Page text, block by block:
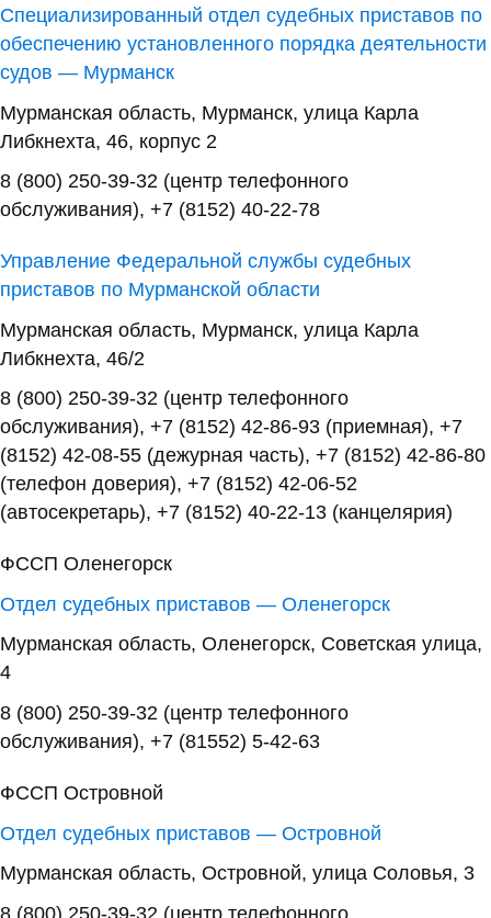
Специализированный отдел судебных приставов по
обеспечению установленного порядка деятельности
судов — Мурманск
Мурманская область, Мурманск, улица Карла
Либкнехта, 46, корпус 2
8 (800) 250-39-32 (центр телефонного
обслуживания), +7 (8152) 40-22-78
Управление Федеральной службы судебных
приставов по Мурманской области
Мурманская область, Мурманск, улица Карла
Либкнехта, 46/2
8 (800) 250-39-32 (центр телефонного
обслуживания), +7 (8152) 42-86-93 (приемная), +7
(8152) 42-08-55 (дежурная часть), +7 (8152) 42-86-80
(телефон доверия), +7 (8152) 42-06-52
(автосекретарь), +7 (8152) 40-22-13 (канцелярия)
ФССП Оленегорск
Отдел судебных приставов — Оленегорск
Мурманская область, Оленегорск, Советская улица,
4
8 (800) 250-39-32 (центр телефонного
обслуживания), +7 (81552) 5-42-63
ФССП Островной
Отдел судебных приставов — Островной
Мурманская область, Островной, улица Соловья, 3
8 (800) 250-39-32 (центр телефонного